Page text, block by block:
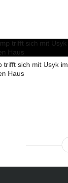
trifft sich mit Usyk im
Haus